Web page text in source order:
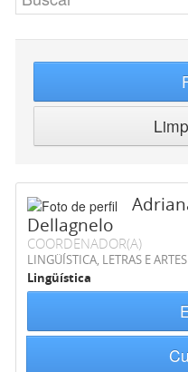
Dellagnelo
COORDENADOR(A)
LINGÜÍSTICA, LETRAS E ARTES
Lingüística